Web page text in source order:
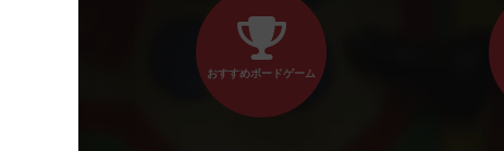
おすすめボードゲーム